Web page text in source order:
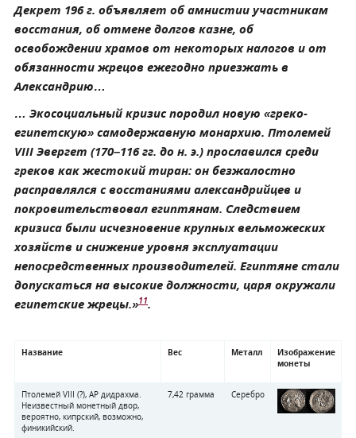
Декрет 196 г. объявляет об амнистии участникам
восстания, об отмене долгов казне, об
освобождении храмов от некоторых налогов и от
обязанности жрецов ежегодно приезжать в
Александрию…
… Экосоциальный кризис породил новую «греко-
египетскую» самодержавную монархию. Птолемей
VIII Эвергет (170–116 гг. до н. э.) прославился среди
греков как жестокий тиран: он безжалостно
расправлялся с восстаниями александрийцев и
покровительствовал египтянам. Следствием
кризиса были исчезновение крупных вельможеских
хозяйств и снижение уровня эксплуатации
непосредственных производителей. Египтяне стали
допускаться на высокие должности, царя окружали
египетские жрецы.»11.
Название Вес Металл
Изображение
монеты
Птолемей VIII (?), АР дидрахма.
Неизвестный монетный двор,
вероятно, кипрский, возможно,
финикийский.
7,42 грамма Серебро